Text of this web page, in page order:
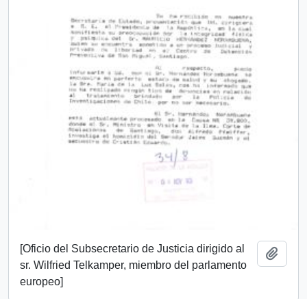
[Oficio del Subsecretario de Justicia dirigido al
sr. Wilfried Telkamper, miembro del parlamento
europeo]